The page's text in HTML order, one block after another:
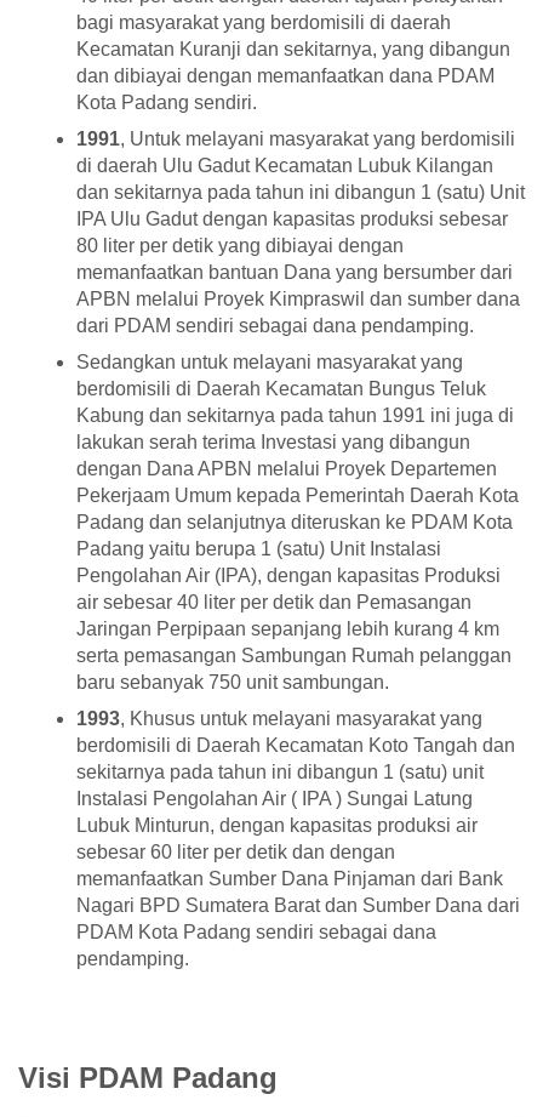
bagi masyarakat yang berdomisili di daerah
Kecamatan Kuranji dan sekitarnya, yang dibangun
dan dibiayai dengan memanfaatkan dana PDAM
Kota Padang sendiri.
1991, Untuk melayani masyarakat yang berdomisili
di daerah Ulu Gadut Kecamatan Lubuk Kilangan
dan sekitarnya pada tahun ini dibangun 1 (satu) Unit
IPA Ulu Gadut dengan kapasitas produksi sebesar
80 liter per detik yang dibiayai dengan
memanfaatkan bantuan Dana yang bersumber dari
APBN melalui Proyek Kimpraswil dan sumber dana
dari PDAM sendiri sebagai dana pendamping.
Sedangkan untuk melayani masyarakat yang
berdomisili di Daerah Kecamatan Bungus Teluk
Kabung dan sekitarnya pada tahun 1991 ini juga di
lakukan serah terima Investasi yang dibangun
dengan Dana APBN melalui Proyek Departemen
Pekerjaam Umum kepada Pemerintah Daerah Kota
Padang dan selanjutnya diteruskan ke PDAM Kota
Padang yaitu berupa 1 (satu) Unit Instalasi
Pengolahan Air (IPA), dengan kapasitas Produksi
air sebesar 40 liter per detik dan Pemasangan
Jaringan Perpipaan sepanjang lebih kurang 4 km
serta pemasangan Sambungan Rumah pelanggan
baru sebanyak 750 unit sambungan.
1993, Khusus untuk melayani masyarakat yang
berdomisili di Daerah Kecamatan Koto Tangah dan
sekitarnya pada tahun ini dibangun 1 (satu) unit
Instalasi Pengolahan Air ( IPA ) Sungai Latung
Lubuk Minturun, dengan kapasitas produksi air
sebesar 60 liter per detik dan dengan
memanfaatkan Sumber Dana Pinjaman dari Bank
Nagari BPD Sumatera Barat dan Sumber Dana dari
PDAM Kota Padang sendiri sebagai dana
pendamping.
Visi PDAM Padang